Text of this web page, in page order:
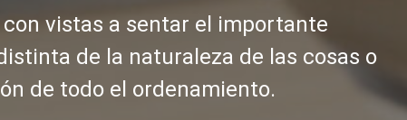
vistas a sentar el importante
de la naturaleza de las cosas o
de todo el ordenamiento.